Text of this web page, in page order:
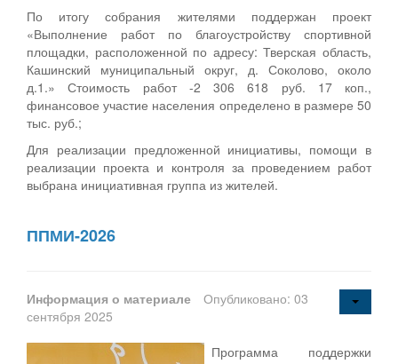
По итогу собрания жителями поддержан проект
«Выполнение работ по благоустройству спортивной
площадки, расположенной по адресу: Тверская область,
Кашинский муниципальный округ, д. Соколово, около
д.1.» Стоимость работ -2 306 618 руб. 17 коп.,
финансовое участие населения определено в размере 50
тыс. руб.;
Для реализации предложенной инициативы, помощи в
реализации проекта и контроля за проведением работ
выбрана инициативная группа из жителей.
ППМИ-2026
Информация о материале
Опубликовано: 03
сентября 2025
Программа поддержки